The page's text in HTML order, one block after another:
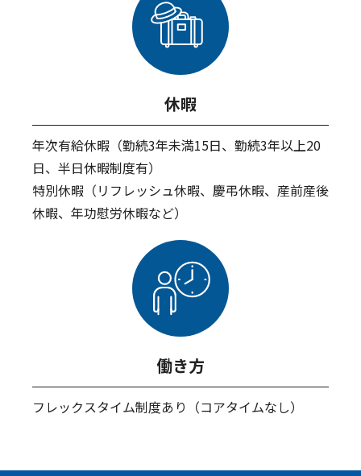
休暇
年次有給休暇（勤続3年未満15日、勤続3年以上20
日、半日休暇制度有）
特別休暇（リフレッシュ休暇、慶弔休暇、産前産後
休暇、年功慰労休暇など）
働き方
フレックスタイム制度あり（コアタイムなし）